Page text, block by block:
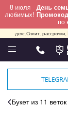
8 июля - День
любимых!
по
рассрочки,
Телефон
+7 (495)
Букет из 11